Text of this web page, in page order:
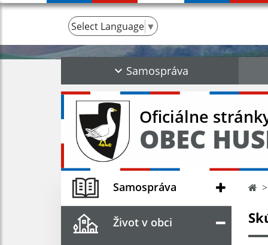
Select Language ▼
Samospráva
Oficiálne
OBEC
Samospráva
Život v obci